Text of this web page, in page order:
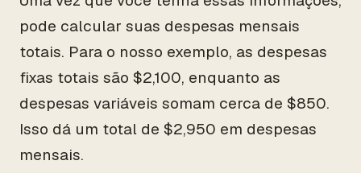
pode calcular suas despesas mensais
totais. Para o nosso exemplo, as despesas
fixas totais são $2,100, enquanto as
despesas variáveis somam cerca de $850.
Isso dá um total de $2,950 em despesas
mensais.